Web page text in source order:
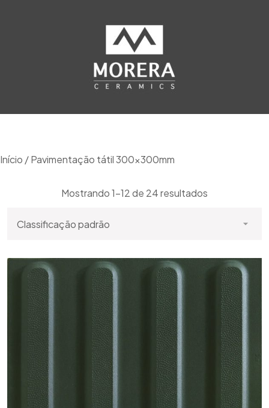
Início / Pavimentação tátil 300x300mm
Mostrando 1-12 de 24 resultados